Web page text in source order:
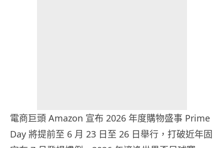
電商巨頭 Amazon 宣布 2026 年度購物盛事 Prime
Day 將提前至 6 月 23 日至 26 日舉行，打破近年固